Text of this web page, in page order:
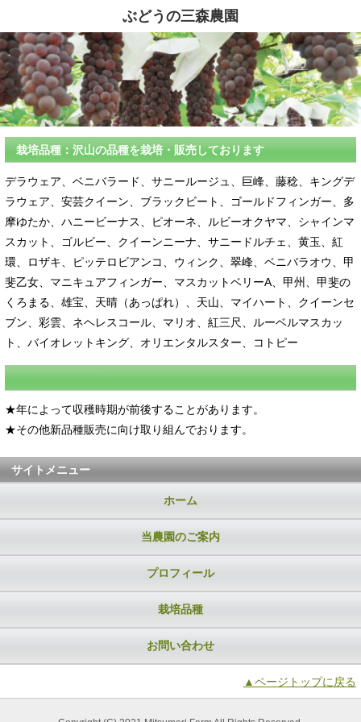
ぶどうの三森農園
栽培品種：沢山の品種を栽培・販売しております
デラウェア、ベニバラード、サニールージュ、巨峰、藤稔、キングデ
ラウェア、安芸クイーン、ブラックビート、ゴールドフィンガー、多
摩ゆたか、ハニービーナス、ピオーネ、ルビーオクヤマ、シャインマ
スカット、ゴルビー、クイーンニーナ、サニードルチェ、黄玉、紅
環、ロザキ、ピッテロビアンコ、ウィンク、翠峰、ベニバラオウ、甲
斐乙女、マニキュアフィンガー、マスカットベリーA、甲州、甲斐の
くろまる、雄宝、天晴（あっぱれ）、天山、マイハート、クイーンセ
ブン、彩雲、ネヘレスコール、マリオ、紅三尺、ルーベルマスカッ
ト、バイオレットキング、オリエンタルスター、コトピー
★年によって収穫時期が前後することがあります。
★その他新品種販売に向け取り組んでおります。
サイトメニュー
ホーム
当農園のご案内
プロフィール
栽培品種
お問い合わせ
▲ページトップに戻る